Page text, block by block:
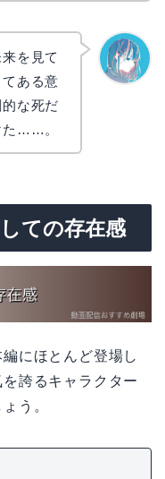
を見て
ある意
な死だ
た……。
ての存在感
にほとんど登場し
誇るキャラクター
う。